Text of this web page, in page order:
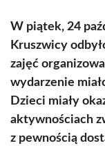
W piątek, 24
Kruszwicy
zajęć
wydarzenie
Dzieci miały
aktywnościach
z pewnością